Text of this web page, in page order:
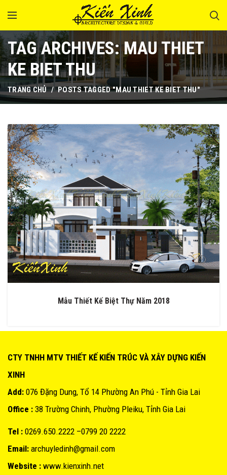
TAG ARCHIVES: MAU THIET
KE BIET THU
TRANG CHỦ POSTS TAGGED "MAU THIET KE BIET THU"
Mẫu Thiết Kế Biệt Thự Năm 2018
CTY TNHH MTV THIẾT KẾ KIẾN TRÚC VÀ XÂY DỰNG KIẾN
XINH
Add: 076 Đặng Dung, Tổ 14 Phường An Phú - Tỉnh Gia Lai
Office : 38 Trường Chinh, Phường Pleiku, Tỉnh Gia Lai
Tel : 0269.650.2222 –0799 20 2222
Email: archuyledinh@gmail.com
Website : www.kienxinh.net